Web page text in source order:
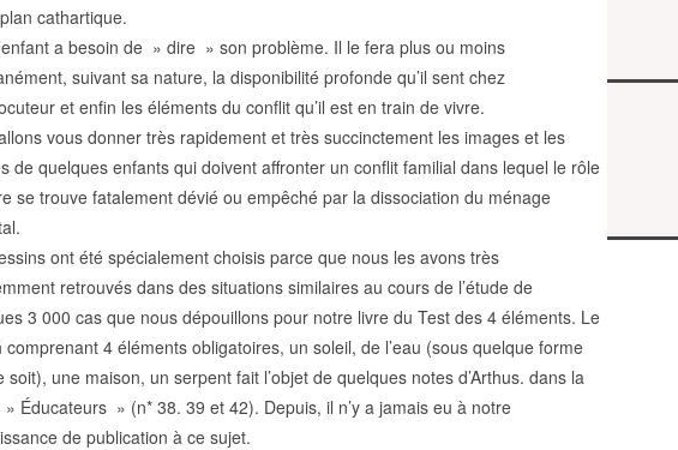
cathartique.
a besoin de » dire » son problème. Il le fera plus ou moins
suivant sa nature, la disponibilité profonde qu’il sent chez
et enfin les éléments du conflit qu’il est en train de vivre.
vous donner très rapidement et très succinctement les images et les
de quelques enfants qui doivent affronter un conflit familial dans lequel le rôle
se trouve fatalement dévié ou empêché par la dissociation du ménage
ont été spécialement choisis parce que nous les avons très
retrouvés dans des situations similaires au cours de l’étude de
3 000 cas que nous dépouillons pour notre livre du Test des 4 éléments. Le
comprenant 4 éléments obligatoires, un soleil, de l’eau (sous quelque forme
soit), une maison, un serpent fait l’objet de quelques notes d’Arthus. dans la
Éducateurs » (n* 38. 39 et 42). Depuis, il n’y a jamais eu à notre
de publication à ce sujet.